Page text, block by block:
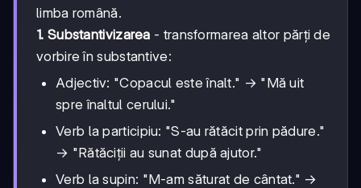
limba română.
1. Substantivizarea - transformarea altor părți de
vorbire în substantive:
Adjectiv: "Copacul este înalt." → "Mă uit
spre înaltul cerului."
Verb la participiu: "S-au rătăcit prin pădure."
→ "Rătăciții au sunat după ajutor."
Verb la supin: "M-am săturat de cântat." →